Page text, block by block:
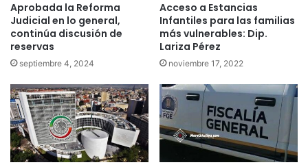
Aprobada la Reforma
Judicial en lo general,
continúa discusión de
reservas
septiembre 4, 2024
Acceso a Estancias
Infantiles para las familias
más vulnerables: Dip.
Lariza Pérez
noviembre 17, 2022